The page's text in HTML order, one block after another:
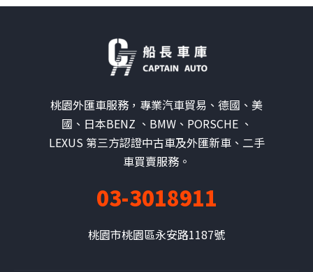
桃園外匯車服務，專業汽車貿易、德國、美
國、日本BENZ 、BMW、PORSCHE 、
LEXUS 第三方認證中古車及外匯新車、二手
車買賣服務。
03-3018911
桃園市桃園區永安路1187號